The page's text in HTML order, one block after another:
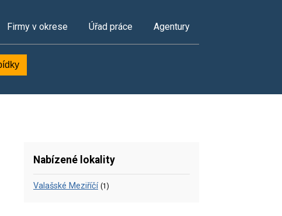
Firmy v okrese Úřad práce Agentury
Nabízené lokality
Valašské Meziříčí (1)